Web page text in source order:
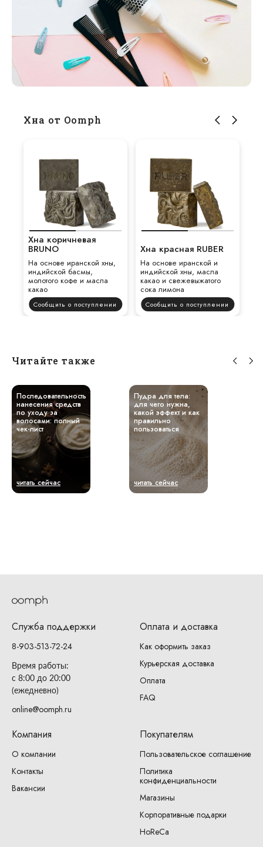
Хна от Oomph
Сообщить о поступлении
Хна коричневая
BRUNO
На основе иранской хны,
индийской басмы,
молотого кофе и масла
какао
Сообщить о поступлении
Хна красная RUBER
На основе иранской и
индийской хны, масла
какао и свежевыжатого
сока лимона
Читайте также
Последовательность
нанесения средств
по уходу за
волосами: полный
чек-лист
читать сейчас
Пудра для тела:
для чего нужна,
какой эффект и как
правильно
пользоваться
читать сейчас
Служба поддержки
8-903-513-72-24
Время работы:
с 8:00 до 20:00
(ежедневно)
online@oomph.ru
Оплата и доставка
Как оформить заказ
Курьерская доставка
Оплата
FAQ
Компания
О компании
Контакты
Вакансии
Покупателям
Пользовательское соглашение
Политика
конфиденциальности
Магазины
Корпоративные подарки
HoReCa